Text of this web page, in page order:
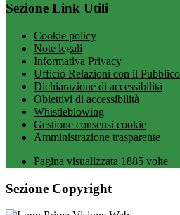
Sezione Link Utili
Cookie policy
Note legali
Informativa Privacy
Ufficio Relazioni con il Pubblico
Dichiarazione di accessibilità
Obiettivi di accessibilità
Whistleblowing
Gestione consensi cookie
Amministrazione trasparente
Pagina visualizzata 1885 volte
Sezione Copyright